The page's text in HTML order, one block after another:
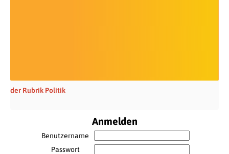
der Rubrik Politik
Anmelden
Benutzername
Passwort